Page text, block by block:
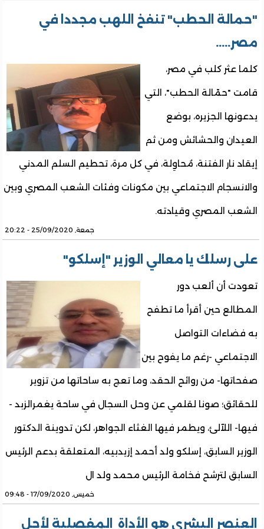
"حمالة الحطب" تنفخ اللهب مجددا في
مصر.....
كلما عثر كلب في مصر،
قامت "حمّالة الحطب"، التي
يدعونها الجزيره، بوضع
العيدان والحشائش ومن ثم
إيقاد نار الفتنة، مُحاوِلة، في كل مرة، تحطيم السلم المدني
والانسجام الاجتماعي بين مكونات وفئات الشعب المصري وبين
الشعب المصري وقيادته.
جمعة, 25/09/2020 - 20:22
على رسلك يا معالي الوزير "إسلكو"
تعودت أن ألعب دور
المطالع حين أقرأ ما تطفح
به فضاءات التواصل
الاجتماعي -رغم ما يفوح بين
صفحاتها- من روائح الحقد، وما تعج به ساحاتها من تزوير
للحقائق؛ صونا لقلمي عن وحل السجال في ساحة يغمرالزبد -
فيها- اللآلئ، ويطمر فيها الغثاء الجواهر، لكن تدوينة الدكتور
الوزير السابق، إسلكو ولد أحمد إزيدبيه، المتعلقة بدعم الرئيس
السابق لترشح فخامة الرئيس محمد ولد ال
خميس, 17/09/2020 - 09:48
العنصر البشرى هو الأداة المفصلية لأجل